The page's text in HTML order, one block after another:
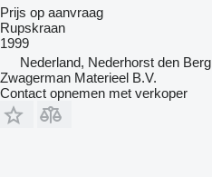
Prijs op aanvraag
Rupskraan
1999
Nederland, Nederhorst den Berg
Zwagerman Materieel B.V.
Contact opnemen met verkoper